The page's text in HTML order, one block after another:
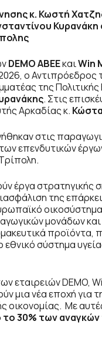
κ. Κωστή
Κυρανάκη
DEMO ΑΒΕΕκαιWin
ο Αντιπρόεδρος
της
. Στις
Αρκαδίας κ.
στις
επενδυτικών
έργα στρατηγικής
της
μονάδων
προϊόντα,
εθνικό σύστημα
εταιρειών DEMO,
μια νέα εποχή για
οικονομίας. Με
30% των